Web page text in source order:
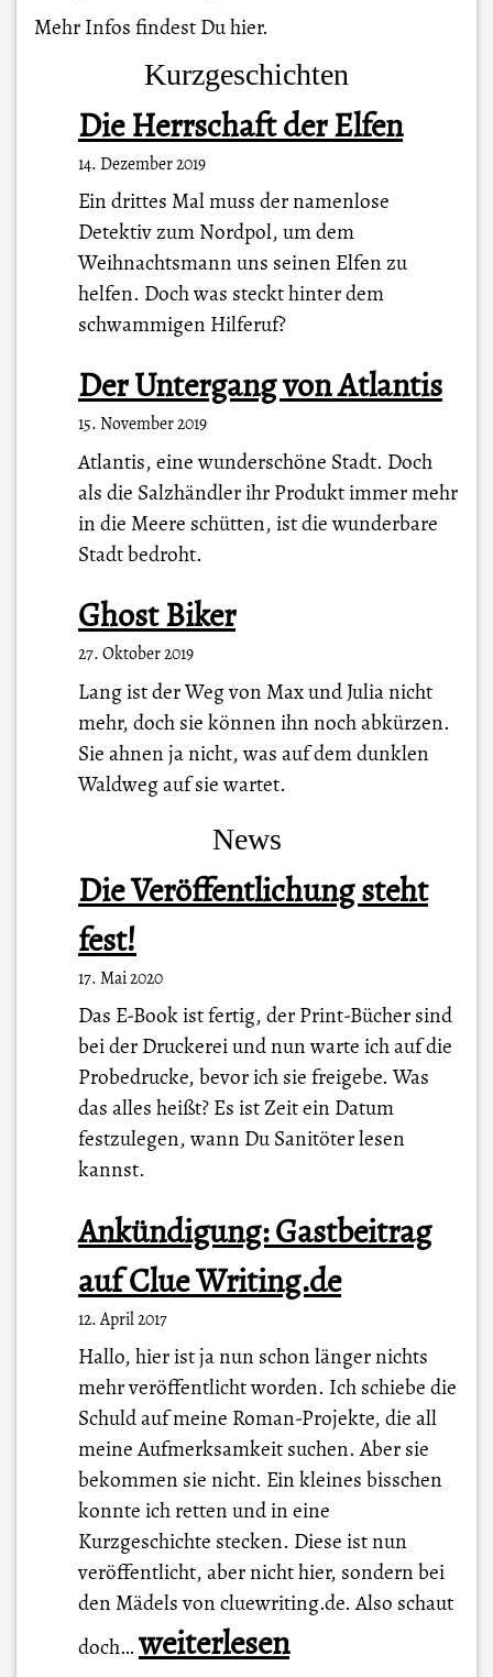
Mehr Infos findest Duhier.
Kurzgeschichten
Die Herrschaft der Elfen
14. Dezember 2019
Ein drittes Mal muss der namenlose
Detektiv zum Nordpol, um dem
Weihnachtsmann uns seinen Elfen zu
helfen. Doch was steckt hinter dem
schwammigen Hilferuf?
Der Untergang von Atlantis
15. November 2019
Atlantis, eine wunderschöne Stadt. Doch
als die Salzhändler ihr Produkt immer mehr
in die Meere schütten, ist die wunderbare
Stadt bedroht.
Ghost Biker
27. Oktober 2019
Lang ist der Weg von Max und Julia nicht
mehr, doch sie können ihn noch abkürzen.
Sie ahnen ja nicht, was auf dem dunklen
Waldweg auf sie wartet.
News
Die Veröffentlichung steht
fest!
17. Mai 2020
Das E-Book ist fertig, der Print-Bücher sind
bei der Druckerei und nun warte ich auf die
Probedrucke, bevor ich sie freigebe. Was
das alles heißt? Es ist Zeit ein Datum
festzulegen, wann Du Sanitöter lesen
kannst.
Ankündigung: Gastbeitrag
auf Clue Writing.de
12. April 2017
Hallo, hier ist ja nun schon länger nichts
mehr veröffentlicht worden. Ich schiebe die
Schuld auf meine Roman-Projekte, die all
meine Aufmerksamkeit suchen. Aber sie
bekommen sie nicht. Ein kleines bisschen
konnte ich retten und in eine
Kurzgeschichte stecken. Diese ist nun
veröffentlicht, aber nicht hier, sondern bei
den Mädels von cluewriting.de. Also schaut
doch…A
weiterlesen